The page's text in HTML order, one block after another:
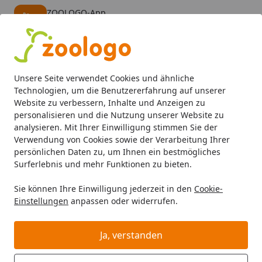
Unsere Seite verwendet Cookies und ähnliche
Technologien, um die Benutzererfahrung auf unserer
Website zu verbessern, Inhalte und Anzeigen zu
personalisieren und die Nutzung unserer Website zu
analysieren. Mit Ihrer Einwilligung stimmen Sie der
Verwendung von Cookies sowie der Verarbeitung Ihrer
persönlichen Daten zu, um Ihnen ein bestmögliches
Surferlebnis und mehr Funktionen zu bieten.
Sie können Ihre Einwilligung jederzeit in den Cookie-
Einstellungen anpassen oder widerrufen.
Ja, verstanden
ZOOLOGO-App
Alle Produkte
Mein Konto
Suchen
Startseite
Dr Clauder's Hund Hund Snacks
Dr Clauder's Hund Snacks
Dr Clauder's Hund Snacks bei Zoologo und finden Sie
Haustier. Unser Sortiment umfasst Tierbedarf, Futter
und Zubehör für unterschiedliche Bedürfnisse.
Ihre Artikelübersicht